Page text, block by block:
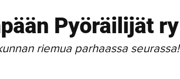
Pyöräilijät ry
riemua parhaassa seurassa!